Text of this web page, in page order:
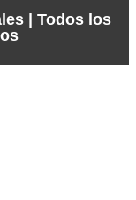
| Todos los